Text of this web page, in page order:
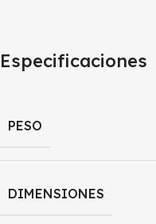
Especificaciones
PESO
DIMENSIONES